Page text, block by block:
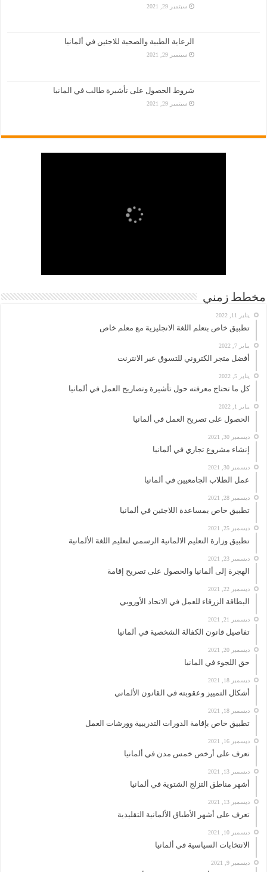
سبتمبر 29, 2021
الرعاية الطبية والصحية للاجئين في ألمانيا
سبتمبر 29, 2021
شروط الحصول على تأشيرة طالب في المانيا
سبتمبر 29, 2021
مخطط زمني
يناير 11, 2022
تطبيق خاص بتعلم اللغة الانجليزية مع معلم خاص
يناير 7, 2022
أفضل متجر الكتروني للتسوق عبر الانترنت
يناير 5, 2022
كل ما تحتاج معرفته حول تأشيرة وتصاريح العمل في ألمانيا
يناير 1, 2022
الحصول على تصريح العمل في ألمانيا
ديسمبر 30, 2021
إنشاء مشروع تجاري في ألمانيا
ديسمبر 30, 2021
عمل الطلاب الجامعيين في ألمانيا
ديسمبر 28, 2021
تطبيق خاص بمساعدة اللاجئين في ألمانيا
ديسمبر 25, 2021
تطبيق وزارة التعليم الالمانية الرسمي لتعليم اللغة الألمانية
ديسمبر 23, 2021
الهجرة إلى ألمانيا والحصول على تصريح إقامة
ديسمبر 22, 2021
البطاقة الزرقاء للعمل في الاتحاد الأوروبي
ديسمبر 21, 2021
تفاصيل قانون الكفالة الشخصية في ألمانيا
ديسمبر 20, 2021
حق اللجوء في المانيا
ديسمبر 18, 2021
أشكال التمييز وعقوبته في القانون الألماني
ديسمبر 18, 2021
تطبيق خاص بإقامة الدورات التدريبية وورشات العمل
ديسمبر 16, 2021
تعرف على أرخص خمس مدن في ألمانيا
ديسمبر 13, 2021
أشهر مناطق التزلج الشتوية في ألمانيا
ديسمبر 13, 2021
تعرف على أشهر الأطباق الألمانية التقليدية
ديسمبر 10, 2021
الانتخابات السياسية في ألمانيا
ديسمبر 9, 2021